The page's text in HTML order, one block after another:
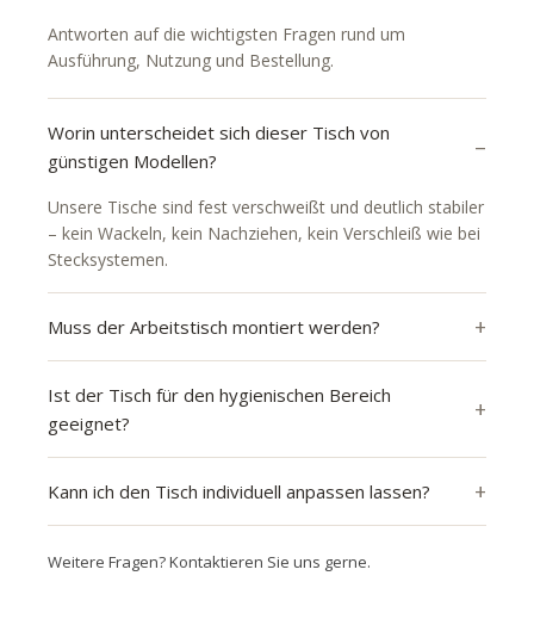
Antworten auf die wichtigsten Fragen rund um
Ausführung, Nutzung und Bestellung.
Worin unterscheidet sich dieser Tisch von
günstigen Modellen?
Unsere Tische sind fest verschweißt und deutlich stabiler
– kein Wackeln, kein Nachziehen, kein Verschleiß wie bei
Stecksystemen.
Muss der Arbeitstisch montiert werden?
Ist der Tisch für den hygienischen Bereich
geeignet?
Kann ich den Tisch individuell anpassen lassen?
Weitere Fragen? Kontaktieren Sie uns gerne.